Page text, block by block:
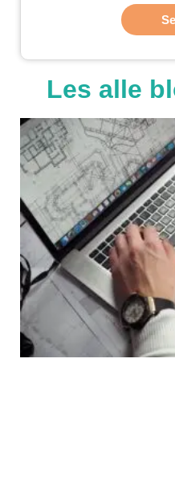
Les alle